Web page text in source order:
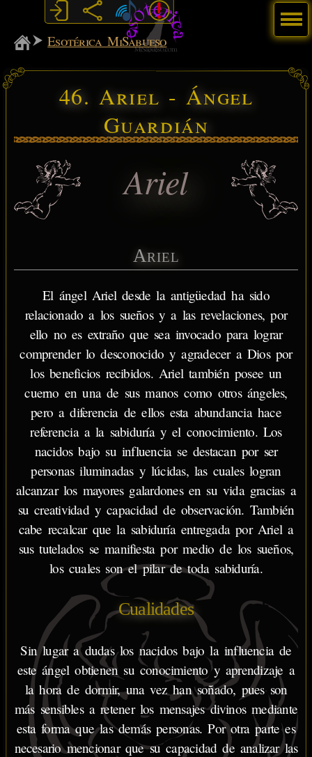
MiSabueso
Esotérica MiSabueso
46. Ariel - Ángel
Guardián
Ariel
Ariel
El ángel Ariel desde la antigüedad ha sido
relacionado a los sueños y a las revelaciones, por
ello no es extraño que sea invocado para lograr
comprender lo desconocido y agradecer a Dios por
los beneficios recibidos. Ariel también posee un
cuerno en una de sus manos como otros ángeles,
pero a diferencia de ellos esta abundancia hace
referencia a la sabiduría y el conocimiento. Los
nacidos bajo su influencia se destacan por ser
personas iluminadas y lúcidas, las cuales logran
alcanzar los mayores galardones en su vida gracias a
su creatividad y capacidad de observación. También
cabe recalcar que la sabiduría entregada por Ariel a
sus tutelados se manifiesta por medio de los sueños,
los cuales son el pilar de toda sabiduría.
Cualidades
Sin lugar a dudas los nacidos bajo la influencia de
este ángel obtienen su conocimiento y aprendizaje a
la hora de dormir, una vez han soñado, pues son
más sensibles a retener los mensajes divinos mediante
esta forma que las demás personas. Por otra parte es
necesario mencionar que su capacidad de analizar las
Menú